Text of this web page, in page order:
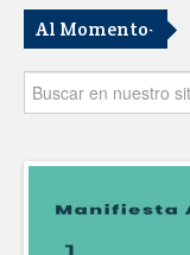
Al Momento-